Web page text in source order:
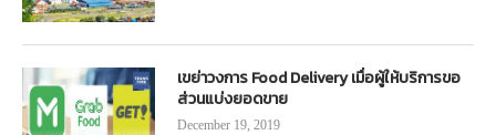
เขย่าวงการ Food Delivery เมื่อผู้ให้บริการขอ
ส่วนแบ่งยอดขาย
December 19, 2019